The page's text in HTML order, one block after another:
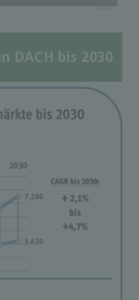
DACH bis 2030